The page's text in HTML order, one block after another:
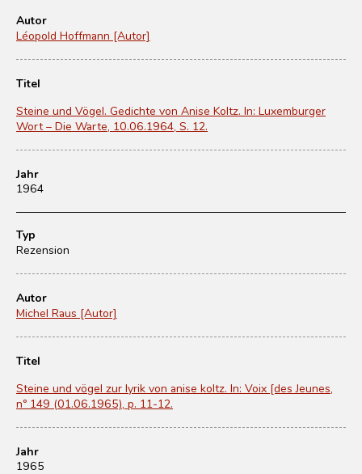
Autor
Léopold Hoffmann [Autor]
Titel
Steine und Vögel. Gedichte von Anise Koltz. In: Luxemburger
Wort – Die Warte, 10.06.1964, S. 12.
Jahr
1964
Typ
Rezension
Autor
Michel Raus [Autor]
Titel
Steine und vögel zur lyrik von anise koltz. In: Voix [des Jeunes,
nº 149 (01.06.1965), p. 11-12.
Jahr
1965